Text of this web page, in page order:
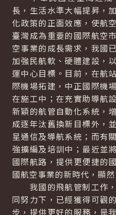
長，生活水準大幅提昇，
化政策的正面效應，使航
臺灣成為重要的國際航空
空事業的成長需求，我國
加強民航軟、硬體建設，
運中心目標。目前，在航
際機場拓建，中正國際機
在施工中；在充實助導航
新穎的航管自動化系統，
成逐年汰舊換新目標外，
星通信及導航系統；而有
強擴編及培訓中；最近並
國際航路，提供更便捷的
國航空事業的新時代，顯然
我國的飛航管制工作，
同努力下，已經獲得可觀
步，提供更好的服務，是